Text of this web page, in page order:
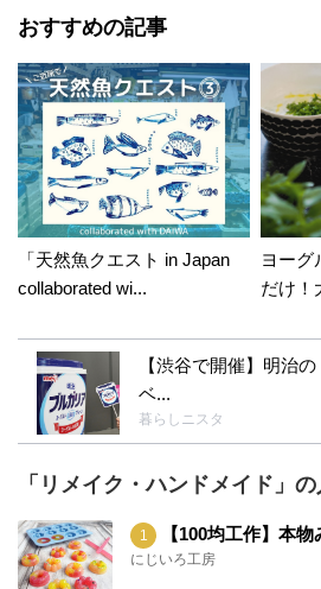
おすすめの記事
「天然魚クエスト in Japan
collaborated wi...
ヨーグ
だけ！
【渋谷で開催】明治
ベ...
暮らしニスタ
「リメイク・ハンドメイド」
【100均工作】本
にじいろ工房